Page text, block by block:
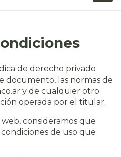
de derecho privado
documento, las normas de
y de cualquier otro
operada por el titular.
consideramos que
de uso que